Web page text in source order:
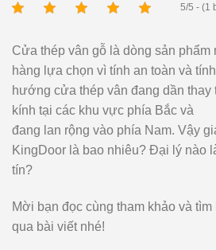
5/5 - (1
Cửa thép vân gỗ là dòng sản
hàng lựa chọn vì tính an toàn và
hướng cửa thép vân đang dần thay
kính tại các khu vực phía Bắc và
đang lan rộng vào phía Nam. Vậy
KingDoor là bao nhiêu? Đại lý nào
tín?
Mời bạn đọc cùng tham khảo và
qua bài viết nhé!